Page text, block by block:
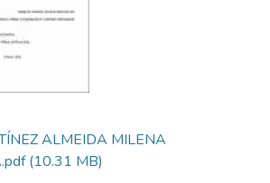
ALMEIDA MILENA
(10.31 MB)